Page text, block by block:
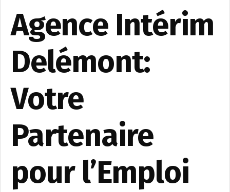
Agence Intérim
Delémont:
Votre
Partenaire
pour l’Emploi